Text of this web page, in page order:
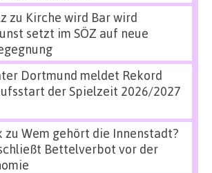
zu Kirche wird Bar wird
setzt im SÖZ auf neue
Dortmund meldet Rekord
der Spielzeit 2026/2027
zu Wem gehört die Innenstadt?
Bettelverbot vor der